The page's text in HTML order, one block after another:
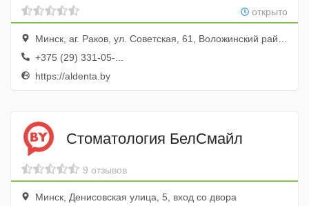
открыто
Минск, аг. Раков, ул. Советская, 61, Воложинский район, Минская область, Республика Беларусь.
+375 (29) 331-05-...
https://aldenta.by
Стоматология БелСмайл
9 отзывов
Минск, Денисовская улица, 5, вход со двора